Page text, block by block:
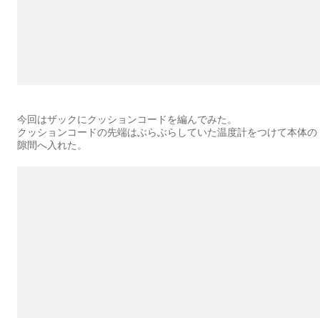
今回はザックにクッションコードを編んでみた。
クッションコードの先端はぶらぶらしていた温度計をつけて本体の
隙間へ入れた。